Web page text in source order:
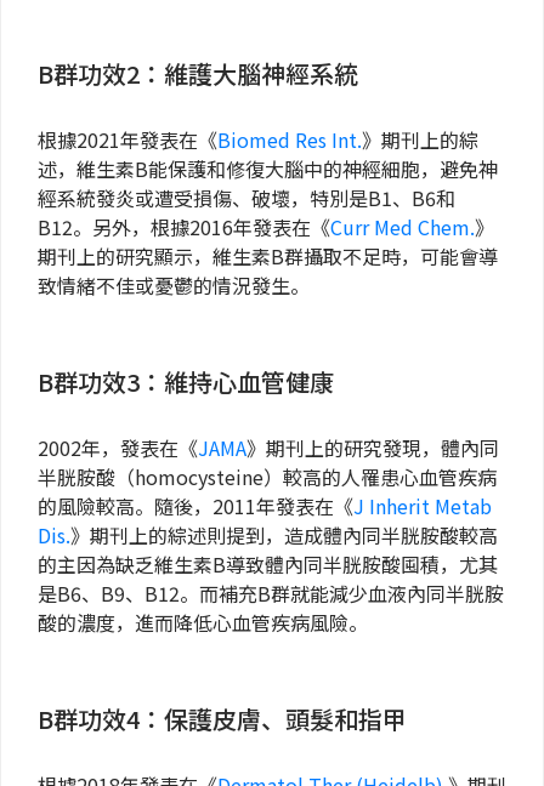
B群功效2：維護大腦神經系統
根據2021年發表在《Biomed Res Int.》期刊上的綜
述，維生素B能保護和修復大腦中的神經細胞，避免神
經系統發炎或遭受損傷、破壞，特別是B1、B6和
B12。另外，根據2016年發表在《Curr Med Chem.》
期刊上的研究顯示，維生素B群攝取不足時，可能會導
致情緒不佳或憂鬱的情況發生。
B群功效3：維持心血管健康
2002年，發表在《JAMA》期刊上的研究發現，體內同
半胱胺酸（homocysteine）較高的人罹患心血管疾病
的風險較高。隨後，2011年發表在《J Inherit Metab
Dis.》期刊上的綜述則提到，造成體內同半胱胺酸較高
的主因為缺乏維生素B導致體內同半胱胺酸囤積，尤其
是B6、B9、B12。而補充B群就能減少血液內同半胱胺
酸的濃度，進而降低心血管疾病風險。
B群功效4：保護皮膚、頭髮和指甲